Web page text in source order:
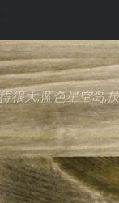
很大,蓝色星空岛,